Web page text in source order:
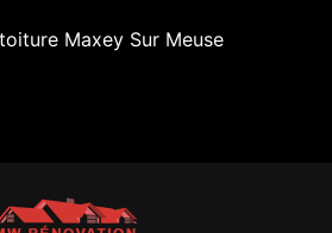
Maxey Sur Meuse